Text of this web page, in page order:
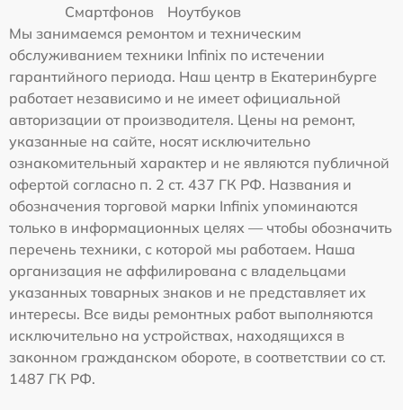
Смартфонов
Ноутбуков
Мы занимаемся ремонтом и техническим
обслуживанием техники Infinix по истечении
гарантийного периода. Наш центр в Екатеринбурге
работает независимо и не имеет официальной
авторизации от производителя. Цены на ремонт,
указанные на сайте, носят исключительно
ознакомительный характер и не являются публичной
офертой согласно п. 2 ст. 437 ГК РФ. Названия и
обозначения торговой марки Infinix упоминаются
только в информационных целях — чтобы обозначить
перечень техники, с которой мы работаем. Наша
организация не аффилирована с владельцами
указанных товарных знаков и не представляет их
интересы. Все виды ремонтных работ выполняются
исключительно на устройствах, находящихся в
законном гражданском обороте, в соответствии со ст.
1487 ГК РФ.